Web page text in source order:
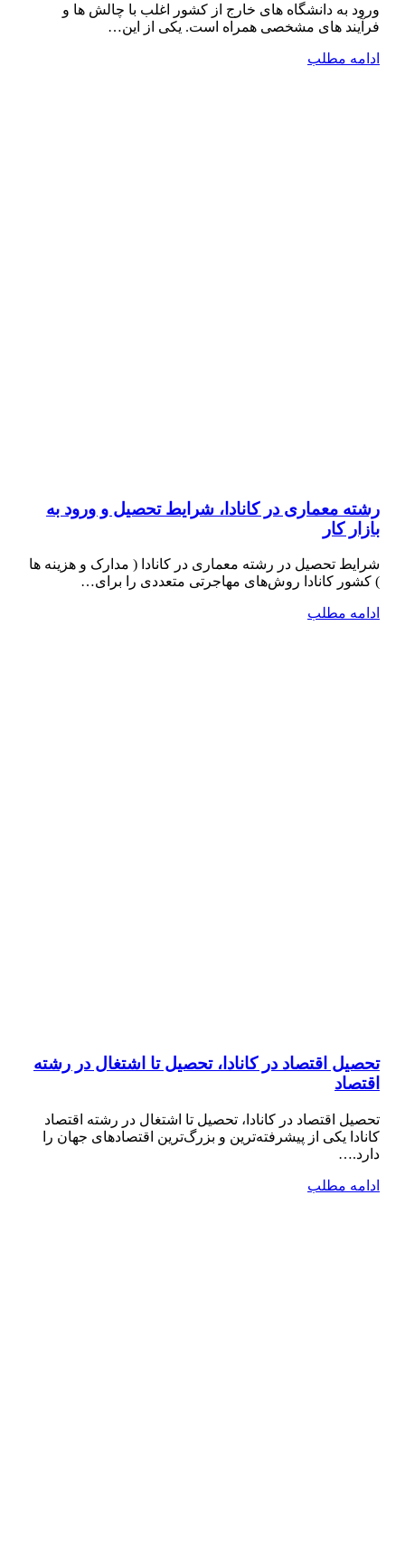
ورود به دانشگاه ‌های خارج از کشور اغلب با چالش ‌ها و
فرآیند های مشخصی همراه است. یکی از این…
ادامه مطلب
رشته معماری در کانادا، شرایط تحصیل و ورود به
بازار کار
شرایط تحصیل در رشته معماری در کانادا ( مدارک و هزینه ها
) کشور کانادا روش‌های مهاجرتی متعددی را برای…
ادامه مطلب
تحصیل اقتصاد در کانادا، تحصیل تا اشتغال در رشته
اقتصاد
تحصیل اقتصاد در کانادا، تحصیل تا اشتغال در رشته اقتصاد
کانادا یکی از پیشرفته‌ترین و بزرگ‌ترین اقتصادهای جهان را
دارد.…
ادامه مطلب